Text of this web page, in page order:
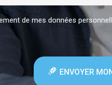
de mes données
ENVOYER